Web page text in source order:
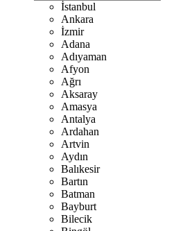
İstanbul
Ankara
İzmir
Adana
Adıyaman
Afyon
Ağrı
Aksaray
Amasya
Antalya
Ardahan
Artvin
Aydın
Balıkesir
Bartın
Batman
Bayburt
Bilecik